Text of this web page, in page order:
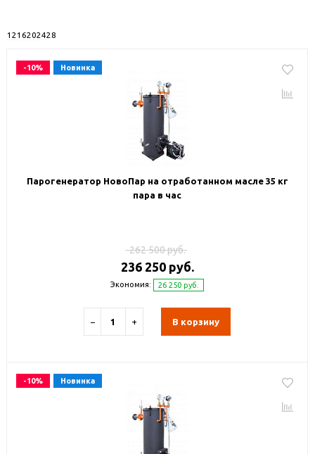
12 16202428
-10% Новинка
Парогенератор НовоПар на отработанном масле 35 кг
пара в час
262 500 руб.
236 250 руб.
Экономия: 26 250 руб.
− + В корзину
-10% Новинка